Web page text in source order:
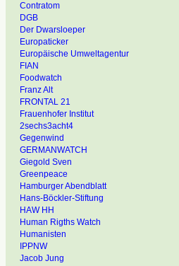
Contratom
DGB
Der Dwarsloeper
Europaticker
Europäische Umweltagentur
FIAN
Foodwatch
Franz Alt
FRONTAL 21
Frauenhofer Institut
2sechs3acht4
Gegenwind
GERMANWATCH
Giegold Sven
Greenpeace
Hamburger Abendblatt
Hans-Böckler-Stiftung
HAW HH
Human Rigths Watch
Humanisten
IPPNW
Jacob Jung